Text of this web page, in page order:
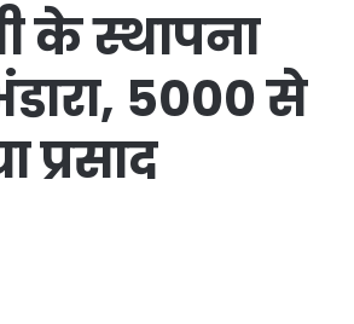
के स्थापना
5000 से